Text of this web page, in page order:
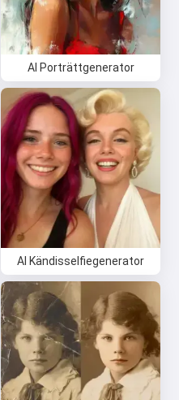
AI Porträttgenerator
AI Kändisselfiegenerator